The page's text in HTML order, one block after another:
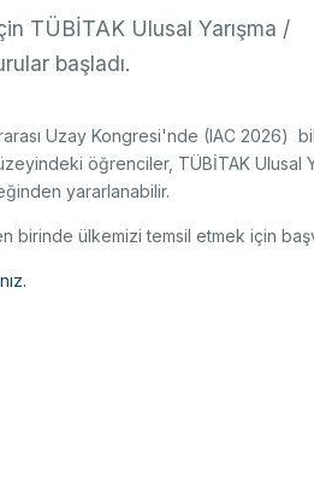
TÜBİTAK Ulusal Yarışma /
başladı.
Uzay Kongresi'nde (IAC 2026)
öğrenciler, TÜBİTAK Ulusal
yararlanabilir.
birinde ülkemizi temsil etmek için